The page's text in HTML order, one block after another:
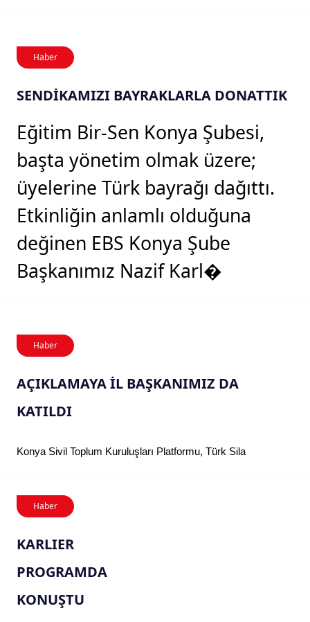
Haber
SENDİKAMIZI BAYRAKLARLA DONATTIK
Eğitim Bir-Sen Konya Şubesi,
başta yönetim olmak üzere;
üyelerine Türk bayrağı dağıttı.
Etkinliğin anlamlı olduğuna
değinen EBS Konya Şube
Başkanımız Nazif Karl�
Haber
AÇIKLAMAYA İL BAŞKANIMIZ DA
KATILDI
Konya Sivil Toplum Kuruluşları Platformu, Türk Sila
Haber
KARLIER
PROGRAMDA
KONUŞTU